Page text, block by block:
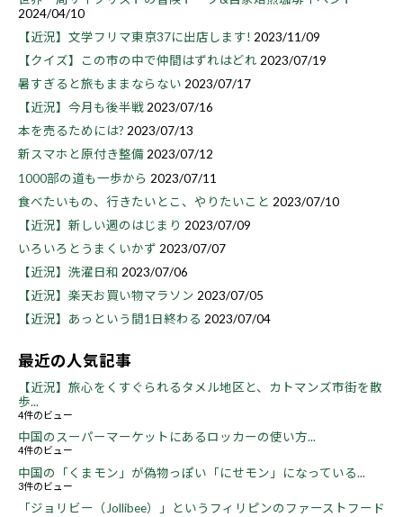
2024/04/10
【近況】文学フリマ東京37に出店します! 2023/11/09
【クイズ】この市の中で仲間はずれはどれ 2023/07/19
暑すぎると旅もままならない 2023/07/17
【近況】今月も後半戦 2023/07/16
本を売るためには? 2023/07/13
新スマホと原付き整備2023/07/12
1000部の道も一歩から 2023/07/11
食べたいもの、行きたいとこ、やりたいこと 2023/07/10
【近況】新しい週のはじまり 2023/07/09
いろいろとうまくいかず 2023/07/07
【近況】洗濯日和 2023/07/06
【近況】楽天お買い物マラソン 2023/07/05
【近況】あっという間1日終わる 2023/07/04
最近の人気記事
【近況】旅心をくすぐられるタメル地区と、カトマンズ市街を散
歩...
4件のビュー
中国のスーパーマーケットにあるロッカーの使い方...
4件のビュー
中国の「くまモン」が偽物っぽい「にせモン」になっている...
3件のビュー
「ジョリビー（Jollibee）」というフィリピンのファーストフード